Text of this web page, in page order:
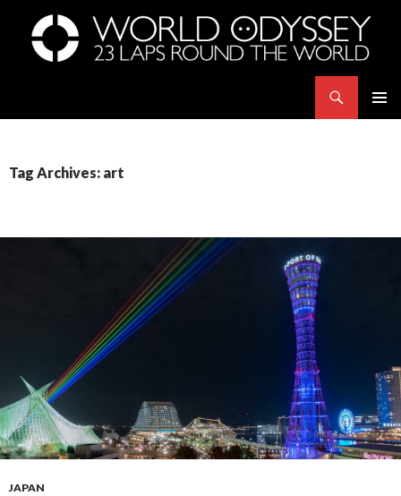
世界23周の旅｜WORLD ODYSSEY: 23 Laps Rond The World
Tag Archives: art
JAPAN